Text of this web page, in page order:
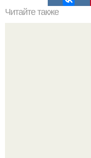
Читайте также